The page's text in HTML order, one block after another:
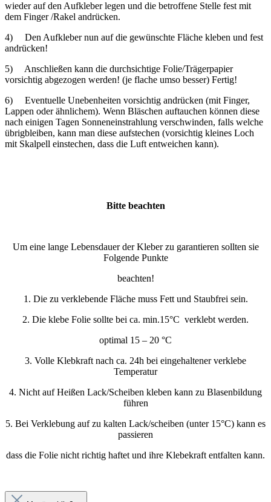
wieder auf den Aufkleber legen und die betroffene Stelle fest mit
dem Finger /Rakel andrücken.
4) Den Aufkleber nun auf die gewünschte Fläche kleben und fest
andrücken!
5) Anschließen kann die durchsichtige Folie/Trägerpapier
vorsichtig abgezogen werden! (je flache umso besser) Fertig!
6) Eventuelle Unebenheiten vorsichtig andrücken (mit Finger,
Lappen oder ähnlichem). Wenn Bläschen auftauchen können diese
nach einigen Tagen Sonneneinstrahlung verschwinden, falls welche
übrigbleiben, kann man diese aufstechen (vorsichtig kleines Loch
mit Skalpell einstechen, dass die Luft entweichen kann).
Bitte beachten
Um eine lange Lebensdauer der Kleber zu garantieren sollten sie
Folgende Punkte
beachten!
1. Die zu verklebende Fläche muss Fett und Staubfrei sein.
2. Die klebe Folie sollte bei ca. min.15°C verklebt werden.
optimal 15 – 20 °C
3. Volle Klebkraft nach ca. 24h bei eingehaltener verklebe
Temperatur
4. Nicht auf Heißen Lack/Scheiben kleben kann zu Blasenbildung
führen
5. Bei Verklebung auf zu kalten Lack/scheiben (unter 15°C) kann es
passieren
dass die Folie nicht richtig haftet und ihre Klebekraft entfalten kann.